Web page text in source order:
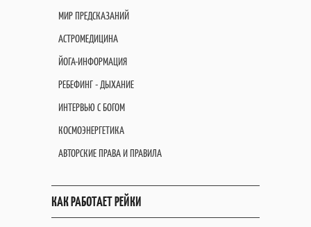
МИР ПРЕДСКАЗАНИЙ
АСТРОМЕДИЦИНА
ЙОГА-ИНФОРМАЦИЯ
РЕБЕФИНГ - ДЫХАНИЕ
ИНТЕРВЬЮ С БОГОМ
КОСМОЭНЕРГЕТИКА
АВТОРСКИЕ ПРАВА И ПРАВИЛА
КАК РАБОТАЕТ РЕЙКИ